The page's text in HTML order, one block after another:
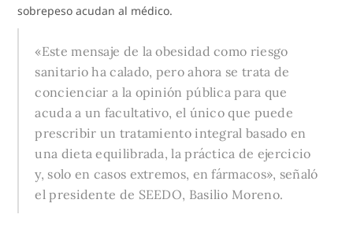
sobrepeso acudan al médico.
«Este mensaje de la obesidad como riesgo
sanitario ha calado, pero ahora se trata de
concienciar a la opinión pública para que
acuda a un facultativo, el único que puede
prescribir un tratamiento integral basado en
una dieta equilibrada, la práctica de ejercicio
y, solo en casos extremos, en fármacos», señaló
el presidente de SEEDO, Basilio Moreno.